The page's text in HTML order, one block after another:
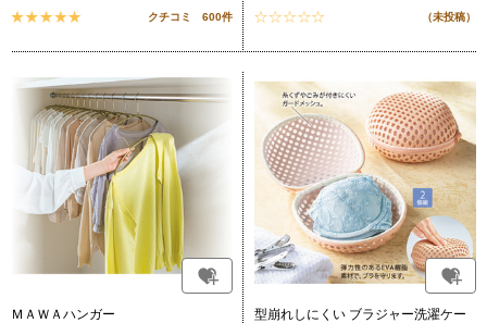
クチコミ 600件 （未投稿）
ＭＡＷＡハンガー
型崩れしにくい ブラジャー洗濯ケー